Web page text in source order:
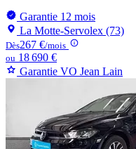
Garantie 12 mois
La Motte-Servolex (73)
Dès267 €/mois
ou 18 690 €
Garantie VO Jean Lain